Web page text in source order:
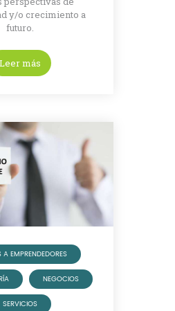
y/o crecimiento a
futuro.
Leer más
EMPRENDEDORES
NEGOCIOS
SERVICIOS